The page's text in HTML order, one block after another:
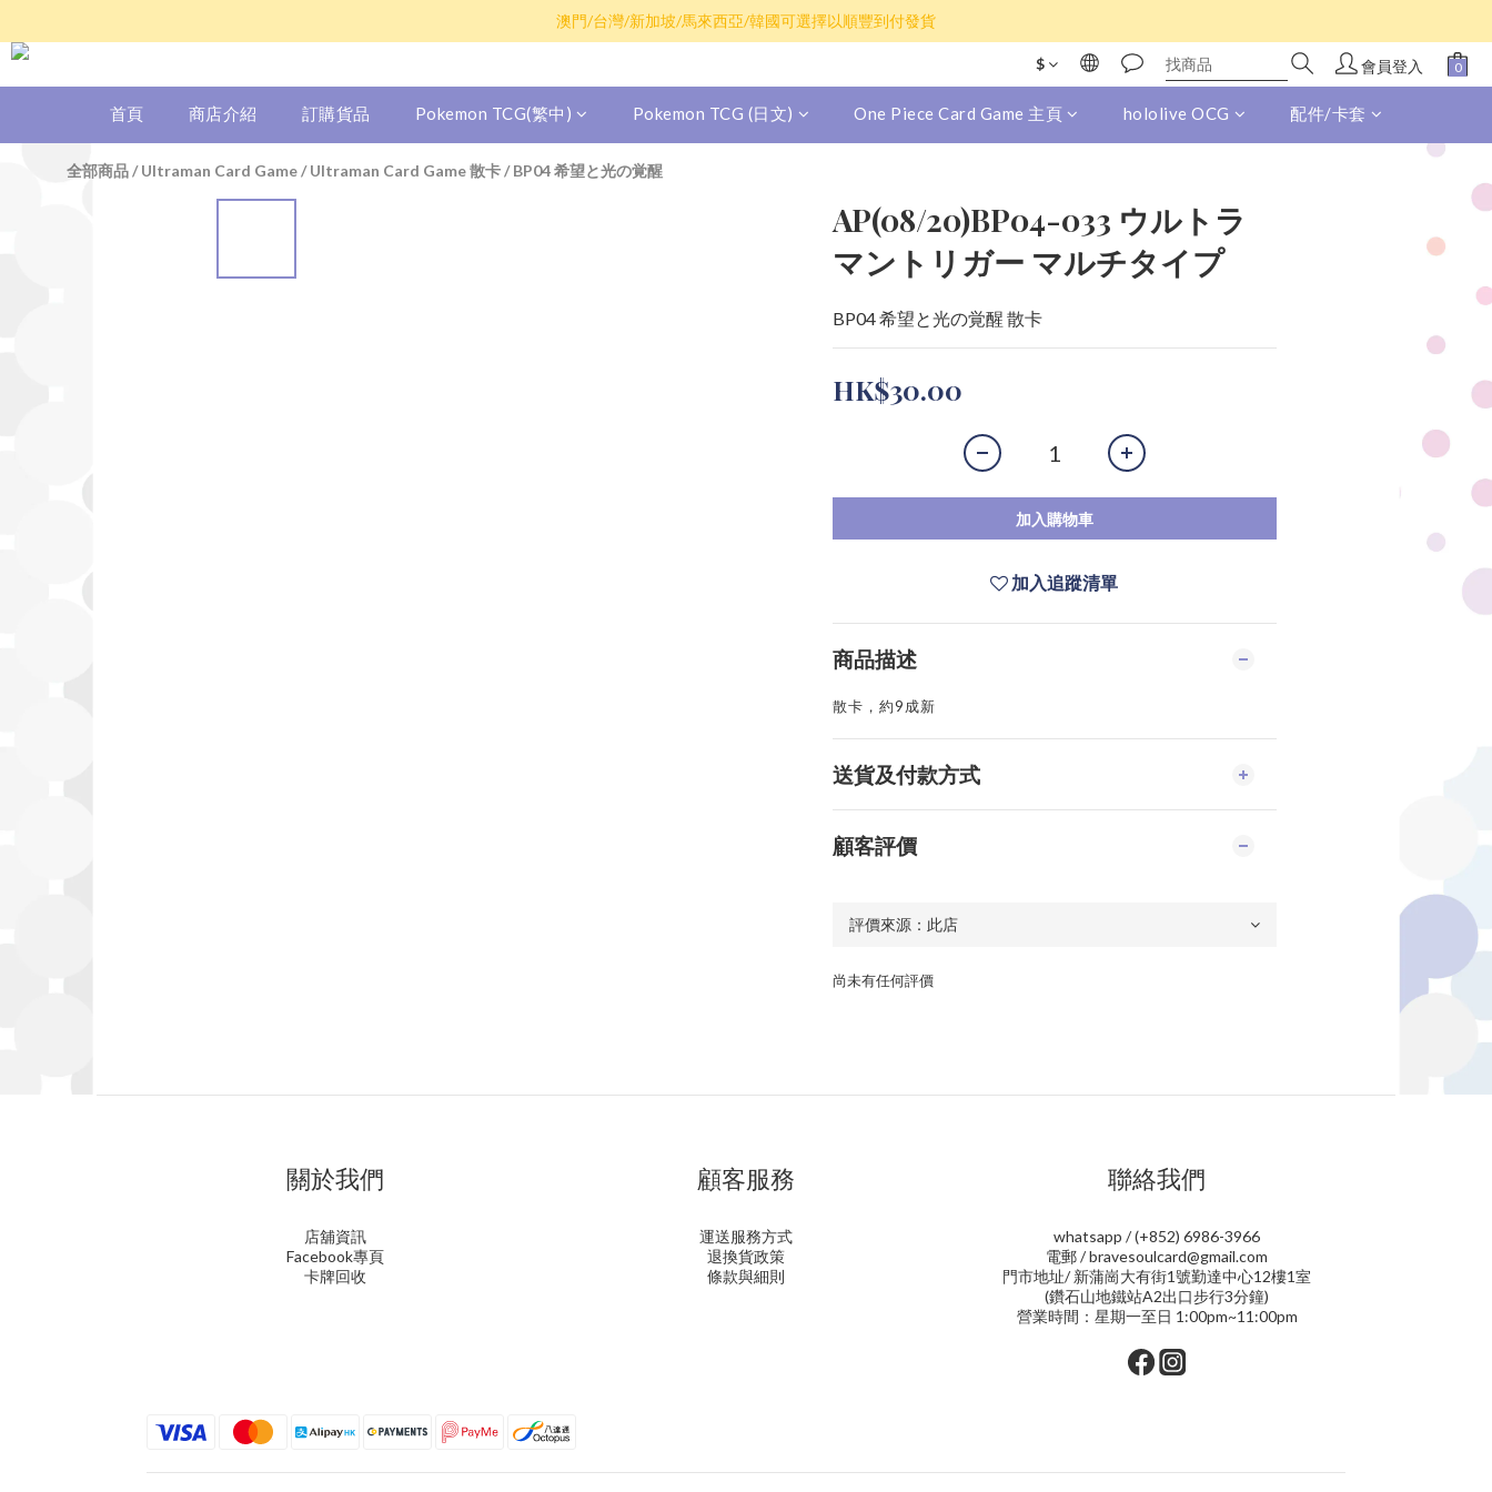
散卡買滿$100包平郵，全部產品買滿$800包順豐(香港境內)
澳門/台灣/新加坡/馬來西亞/韓國可選擇以順豐到付發貨
$ 會員登入
首頁 商店介紹 訂購貨品 Pokemon TCG(繁中) Pokemon TCG (日文) One Piece Card Game 主頁 hololive OCG 配件/卡套
全部商品/Ultraman Card Game/Ultraman Card Game 散卡/BP04 希望と光の覚醒
AP(08/20)BP04-033 ウルトラ
マントリガー マルチタイプ
BP04 希望と光の覚醒 散卡
HK$30.00
加入購物車
加入追蹤清單
商品描述
散卡，約9成新
送貨及付款方式
顧客評價
尚未有任何評價
關於我們
店舖資訊
Facebook專頁
卡牌回收
顧客服務
運送服務方式
退換貨政策
條款與細則
聯絡我們
whatsapp / (+852) 6986-3966
電郵 / bravesoulcard@gmail.com
門市地址/ 新蒲崗大有街1號勤達中心12樓1室
(鑽石山地鐵站A2出口步行3分鐘)
營業時間：星期一至日 1:00pm~11:00pm